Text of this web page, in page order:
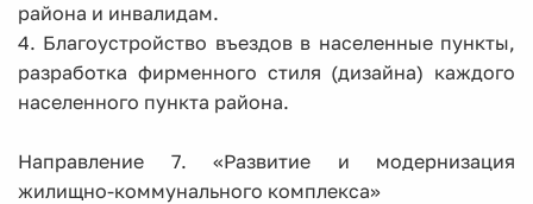
района и инвалидам.
4. Благоустройство въездов в населенные пункты,
разработка фирменного стиля (дизайна) каждого
населенного пункта района.
Направление 7. «Развитие и модернизация
жилищно-коммунального комплекса»